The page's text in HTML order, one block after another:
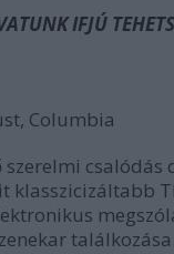
IFJÚ
Columbia
szerelmi csalódás
klasszicizáltabb
találkozása.